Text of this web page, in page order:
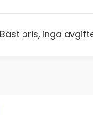
Bäst pris, inga